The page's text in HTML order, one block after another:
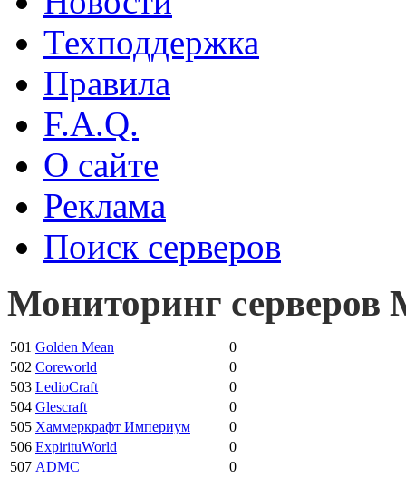
Техподдержка
Правила
F.A.Q.
О сайте
Реклама
Поиск серверов
Мониторинг
501 Golden Mean
0
502 Coreworld
0
503 LedioCraft
0
504 Glescraft
0
505 Хаммеркрафт Империум
0
506 ExpirituWorld
0
507 ADMC
0